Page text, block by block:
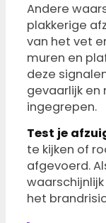
Andere
plakkerige
van het vet
muren en
deze
gevaarlijk en
ingegrepen.
Test je
te kijken of
afgevoerd.
het